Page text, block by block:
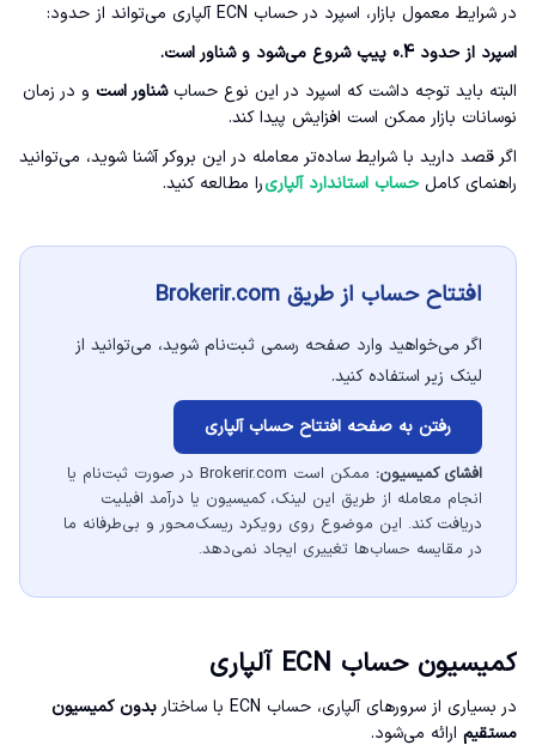
در شرایط معمول بازار، اسپرد در حساب ECN آلپاری می‌تواند از حدود:
اسپرد از حدود 0.4 پیپ شروع می‌شود و شناور است.
البته باید توجه داشت که اسپرد در این نوع حسابشناور است و در زمان
نوسانات بازار ممکن است افزایش پیدا کند.
اگر قصد دارید با شرایط ساده‌تر معامله در این بروکر آشنا شوید، می‌توانید
راهنمای کامل حساب استاندارد آلپاریرا مطالعه کنید.
افتتاح حساب از طریق Brokerir.com
اگر می‌خواهید وارد صفحه رسمی ثبت‌نام شوید، می‌توانید از
لینک زیر استفاده کنید.
رفتن به صفحه افتتاح حساب آلپاری
افشای کمیسیون:
ممکن است Brokerir.com در صورت ثبت‌نام یا
انجام معامله از طریق این لینک، کمیسیون یا درآمد افیلیت
دریافت کند. این موضوع روی رویکرد ریسک‌محور و بی‌طرفانه ما
در مقایسه حساب‌ها تغییری ایجاد نمی‌دهد.
کمیسیون حساب ECN آلپاری
در بسیاری از سرورهای آلپاری، حساب ECN با ساختار
بدون کمیسیون
مستقیم ارائه می‌شود.